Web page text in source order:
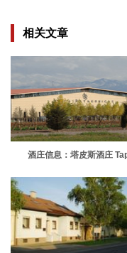
相关文章
酒庄信息：塔皮斯酒庄